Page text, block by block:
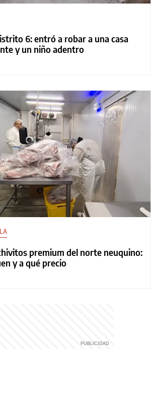
6: entró a robar a una casa
y un niño adentro
premium del norte neuquino:
y a qué precio